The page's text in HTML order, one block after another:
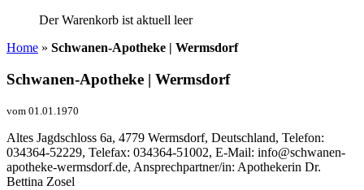
Der Warenkorb ist aktuell leer
Home » Schwanen-Apotheke | Wermsdorf
Schwanen-Apotheke | Wermsdorf
vom 01.01.1970
Altes Jagdschloss 6a, 4779 Wermsdorf, Deutschland, Telefon:
034364-52229, Telefax: 034364-51002, E-Mail: info@schwanen-
apotheke-wermsdorf.de, Ansprechpartner/in: Apothekerin Dr.
Bettina Zosel